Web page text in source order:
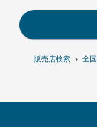
販売店検索 全国